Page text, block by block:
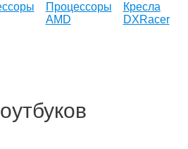
Процессоры
AMD
Кресла
DXRacer